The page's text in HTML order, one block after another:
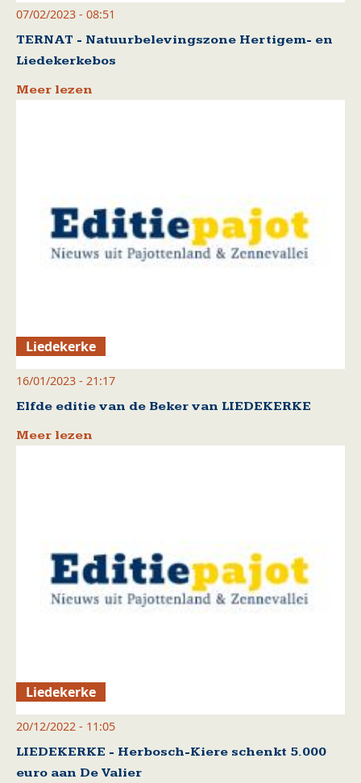
07/02/2023 - 08:51
TERNAT - Natuurbelevingszone Hertigem- en
Liedekerkebos
Meer lezen
Liedekerke
16/01/2023 - 21:17
Elfde editie van de Beker van LIEDEKERKE
Meer lezen
Liedekerke
20/12/2022 - 11:05
LIEDEKERKE - Herbosch-Kiere schenkt 5.000
euro aan De Valier